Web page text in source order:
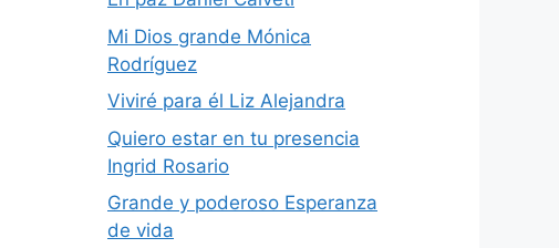
Mi Dios grande Mónica
Rodríguez
Viviré para él Liz Alejandra
Quiero estar en tu presencia
Ingrid Rosario
Grande y poderoso Esperanza
de vida